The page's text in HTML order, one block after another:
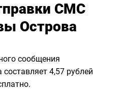
СМС
Острова
сообщения
4,57 рублей